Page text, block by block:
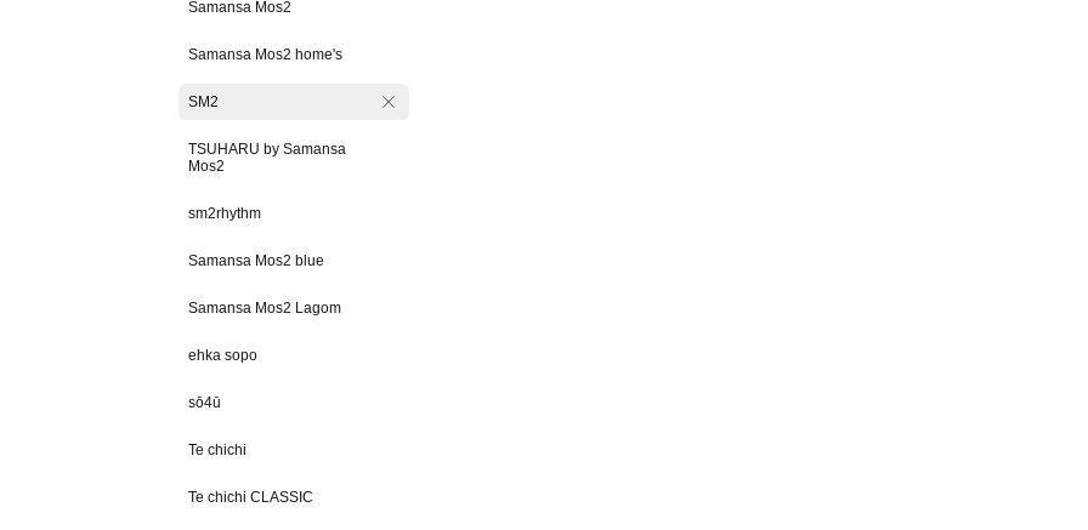
Samansa Mos2
Samansa Mos2 home's
SM2
TSUHARU by Samansa
Mos2
sm2rhythm
Samansa Mos2 blue
Samansa Mos2 Lagom
ehka sopo
sō4ū
Te chichi
Te chichi CLASSIC